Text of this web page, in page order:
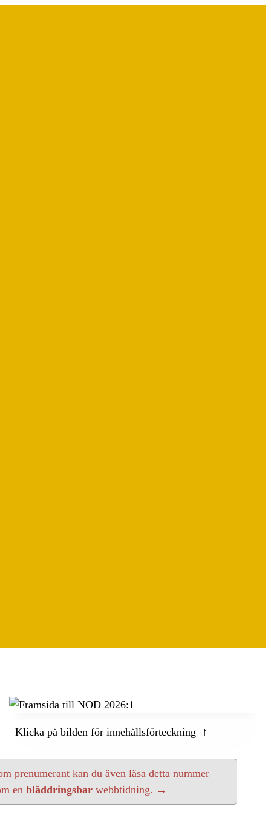
Klicka på bilden för innehållsförteckning ↑
prenumerant kan du även läsa detta nummer
enbläddringsbar webbtidning. →